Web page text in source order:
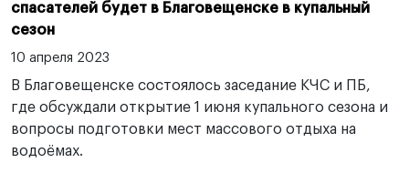
спасателей будет в Благовещенске в купальный
сезон
10 апреля 2023
В Благовещенске состоялось заседание КЧС и ПБ,
где обсуждали открытие 1 июня купального сезона и
вопросы подготовки мест массового отдыха на
водоёмах.